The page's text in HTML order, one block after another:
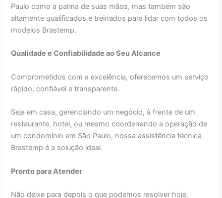
Paulo como a palma de suas mãos, mas também são
altamente qualificados e treinados para lidar com todos os
modelos Brastemp.
Qualidade e Confiabilidade ao Seu Alcance
Comprometidos com a excelência, oferecemos um serviço
rápido, confiável e transparente.
Seja em casa, gerenciando um negócio, à frente de um
restaurante, hotel, ou mesmo coordenando a operação de
um condomínio em São Paulo, nossa assistência técnica
Brastemp é a solução ideal.
Pronto para Atender
Não deixe para depois o que podemos resolver hoje.